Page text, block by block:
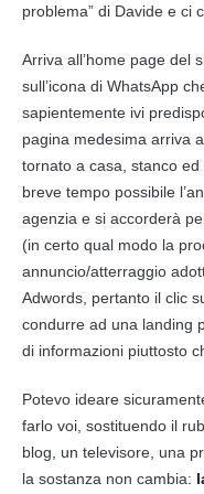
problema” di Davide e ci
Arriva all’home page del
sull’icona di WhatsApp
sapientemente ivi
pagina medesima arriva
tornato a casa, stanco
breve tempo possibile
agenzia e si accorderà
(in certo qual modo la
annuncio/atterraggio
Adwords, pertanto il clic
condurre ad una landing
di informazioni piuttosto
Potevo ideare
farlo voi, sostituendo il
blog, un televisore, una
la sostanza non cambia: